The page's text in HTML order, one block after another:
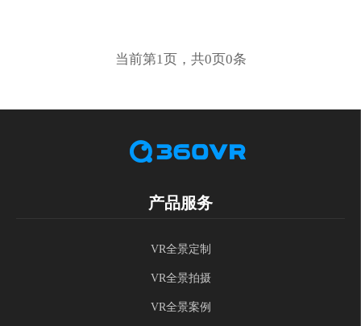
当前第1页，共0页0条
产品服务
VR全景定制
VR全景拍摄
VR全景案例